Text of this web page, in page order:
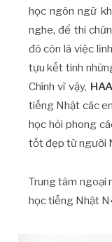
học ngôn ngữ
nghe, để thi
đó còn là việc
tựu kết tinh
Chính vì vậy,
tiếng Nhật các
học hỏi phong
tốt đẹp từ người
Trung tâm ngoại
học tiếng Nhật